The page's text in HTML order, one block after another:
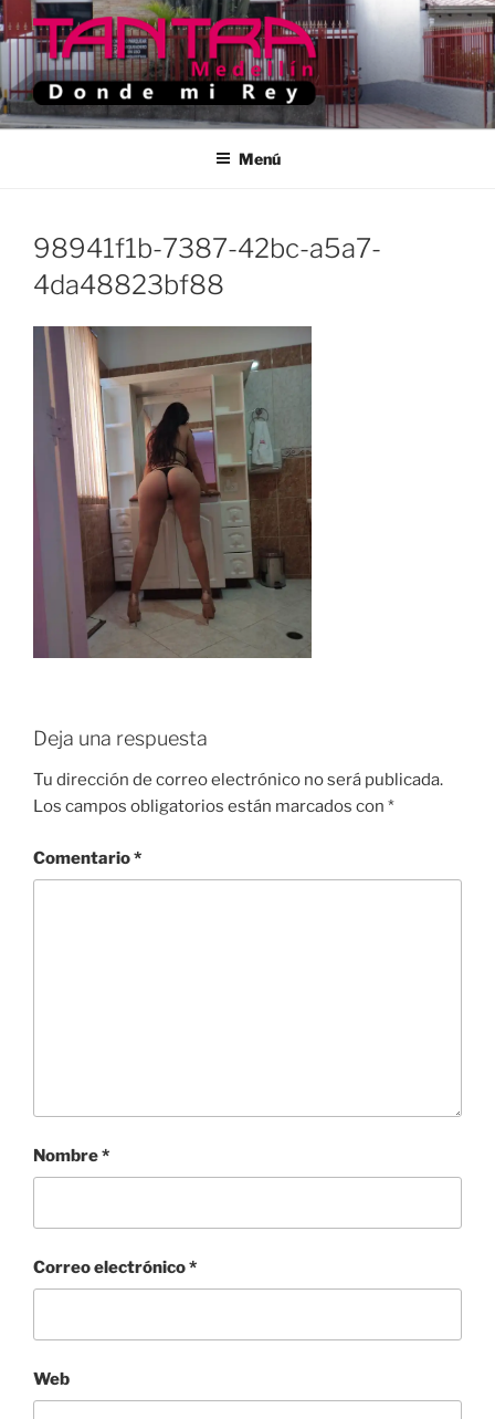
Saltar
al
contenido
TANTRA MEDELLIN
Donde Mi Rey
Menú
98941f1b-7387-42bc-a5a7-
4da48823bf88
Deja una respuesta
Tu dirección de correo electrónico no será publicada.
Los campos obligatorios están marcados con *
Comentario*
Nombre*
Correo electrónico*
Web